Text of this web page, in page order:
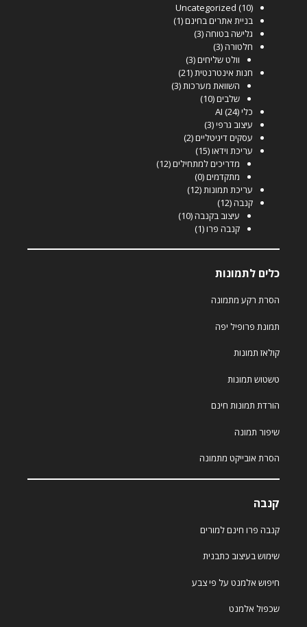
Uncategorized (10)
בניית אתרים בחינם(1)
גלישה בטוחה(3)
חלטורה(3)
וולט שליחים(3)
חנות אינטרנטית(21)
השוואת מערכות(3)
שלבים(10)
כלי AI(24)
עיצוב גרפי(3)
עסקים דיגיטליים(2)
עריכת וידאו(15)
מדריכים למתחילים(12)
מתקדמים(0)
עריכת תמונות(12)
קנבה(12)
עיצוב בקנבה(10)
קנבה פרו(1)
כלים לתמונות
הסרת רקע מתמונה
תמונת פרופיל יפה
קולאז תמונות
טשטוש תמונות
הורדת תמונות חינם
שיפור תמונה
הסרת אובייקט מתמונה
קנבה
קנבה פרו חינם למורים
שימוש בעיצוב כתבנית
חיפוש אלמנט על פי צבע
שכפול אלמנט